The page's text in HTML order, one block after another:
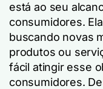
está ao seu
consumidores.
buscando novas
produtos ou
fácil atingir esse
consumidores.